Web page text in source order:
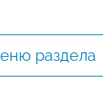
раздела